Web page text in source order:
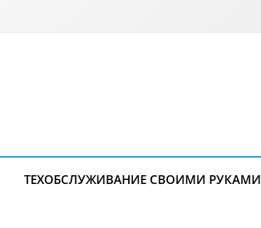
ТЕХОБСЛУЖИВАНИЕ СВОИМИ РУКАМИ